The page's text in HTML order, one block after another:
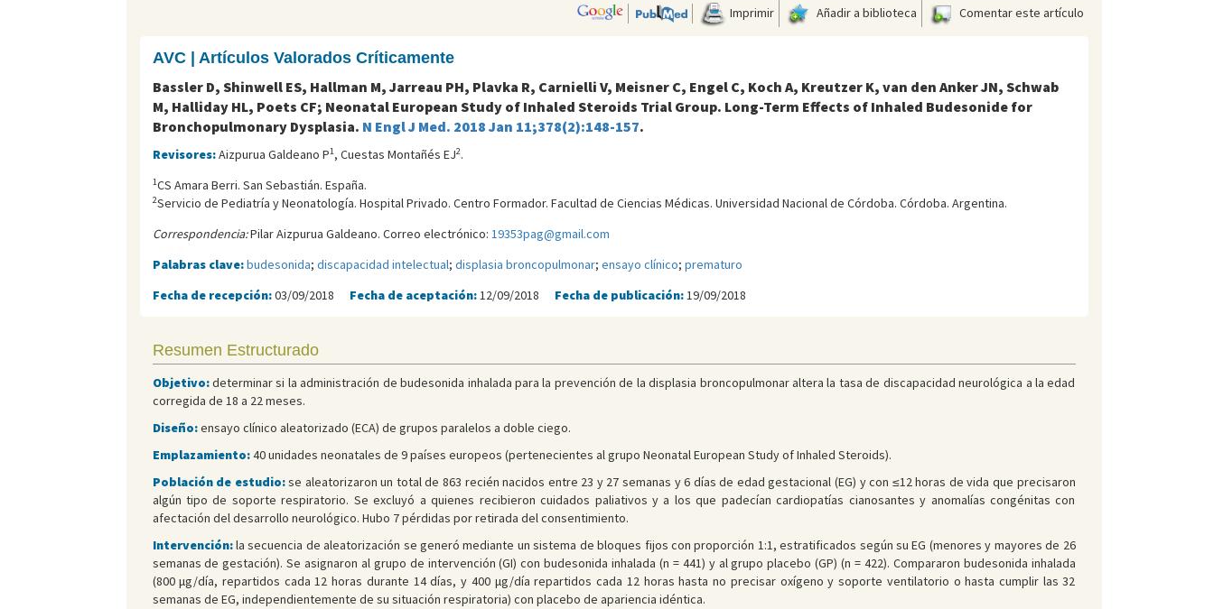
Imprimir Añadir a biblioteca Comentar este artículo
AVC | Artículos Valorados Críticamente
Bassler D, Shinwell ES, Hallman M, Jarreau PH, Plavka R, Carnielli V, Meisner C, Engel C, Koch A, Kreutzer K, van den Anker JN, Schwab
M, Halliday HL, Poets CF; Neonatal European Study of Inhaled Steroids Trial Group. Long-Term Effects of Inhaled Budesonide for
Bronchopulmonary Dysplasia. N Engl J Med. 2018 Jan 11;378(2):148-157.
Revisores:Aizpurua Galdeano P1, Cuestas Montañés EJ2.
1CS Amara Berri. San Sebastián. España.
2Servicio de Pediatría y Neonatología. Hospital Privado. Centro Formador. Facultad de Ciencias Médicas. Universidad Nacional de Córdoba. Córdoba. Argentina.
Correspondencia:Pilar Aizpurua Galdeano. Correo electrónico: 19353pag@gmail.com
Palabras clave:budesonida; discapacidad intelectual; displasia broncopulmonar; ensayo clínico; prematuro
Fecha de recepción:03/09/2018 Fecha de aceptación:12/09/2018 Fecha de publicación:19/09/2018
Resumen Estructurado
Objetivo:determinar si la administración de budesonida inhalada para la prevención de la displasia broncopulmonar altera la tasa de discapacidad neurológica a la edad
corregida de 18 a 22 meses.
Diseño:ensayo clínico aleatorizado (ECA) de grupos paralelos a doble ciego.
Emplazamiento:40 unidades neonatales de 9 países europeos (pertenecientes al grupo Neonatal European Study of Inhaled Steroids).
Población de estudio:se aleatorizaron un total de 863 recién nacidos entre 23 y 27 semanas y 6 días de edad gestacional (EG) y con ≤12 horas de vida que precisaron
algún tipo de soporte respiratorio. Se excluyó a quienes recibieron cuidados paliativos y a los que padecían cardiopatías cianosantes y anomalías congénitas con
afectación del desarrollo neurológico. Hubo 7 pérdidas por retirada del consentimiento.
Intervención:la secuencia de aleatorización se generó mediante un sistema de bloques fijos con proporción 1:1, estratificados según su EG (menores y mayores de 26
semanas de gestación). Se asignaron al grupo de intervención (GI) con budesonida inhalada (n = 441) y al grupo placebo (GP) (n = 422). Compararon budesonida inhalada
(800 μg/día, repartidos cada 12 horas durante 14 días, y 400 μg/día repartidos cada 12 horas hasta no precisar oxígeno y soporte ventilatorio o hasta cumplir las 32
semanas de EG, independientemente de su situación respiratoria) con placebo de apariencia idéntica.